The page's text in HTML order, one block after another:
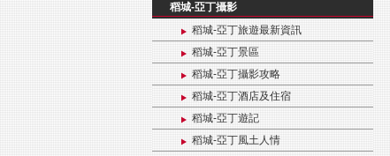
稻城-亞丁攝影
稻城-亞丁旅遊最新資訊
稻城-亞丁景區
稻城-亞丁攝影攻略
稻城-亞丁酒店及住宿
稻城-亞丁遊記
稻城-亞丁風土人情